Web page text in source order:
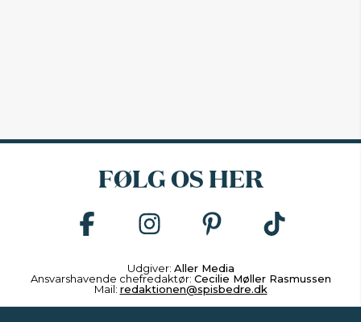
FØLG OS HER
Udgiver: Aller Media
Ansvarshavende chefredaktør: Cecilie Møller Rasmussen
Mail: redaktionen@spisbedre.dk